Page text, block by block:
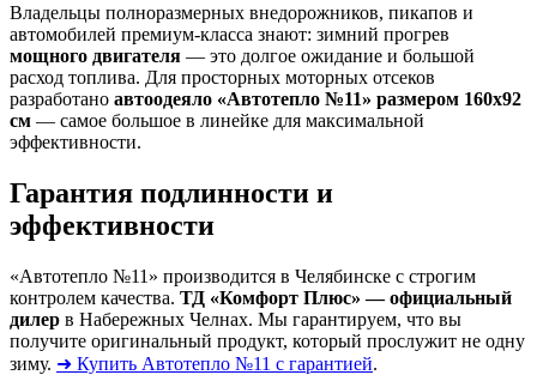
Владельцы полноразмерных внедорожников, пикапов и
автомобилей премиум-класса знают: зимний прогрев
мощного двигателя — это долгое ожидание и большой
расход топлива. Для просторных моторных отсеков
разработано автоодеяло «Автотепло №11» размером 160х92
см — самое большое в линейке для максимальной
эффективности.
Гарантия подлинности и
эффективности
«Автотепло №11» производится в Челябинске с строгим
контролем качества. ТД «Комфорт Плюс» — официальный
дилер в Набережных Челнах. Мы гарантируем, что вы
получите оригинальный продукт, который прослужит не одну
зиму. ➜ Купить Автотепло №11 с гарантией.